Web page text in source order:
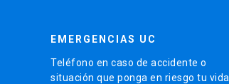
EMERGENCIAS UC
Teléfono en caso de accidente o
situación que ponga en riesgo tu vida